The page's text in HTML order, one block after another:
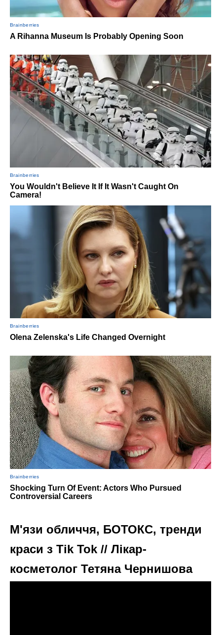
М'язи обличчя, БОТОКС, тренди
краси з Tik Tok // Лікар-
косметолог Тетяна Чернишова